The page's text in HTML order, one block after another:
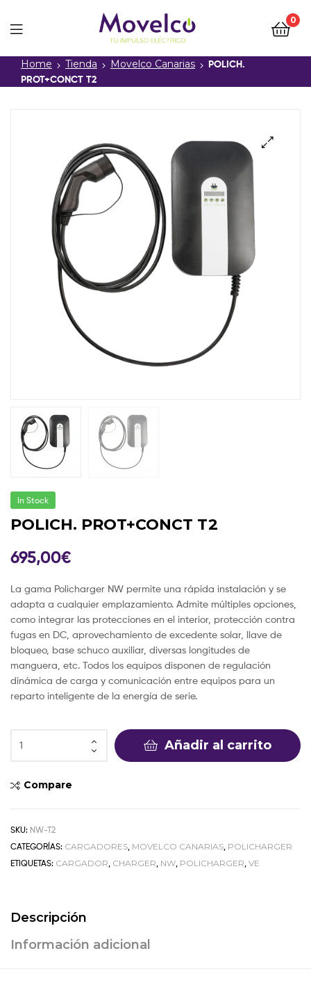
Movelco
0
Home Tienda Movelco Canarias
POLICH.
PROT+CONCT T2
In Stock
POLICH. PROT+CONCT T2
695,00€
La gama Policharger NW permite una rápida instalación y se
adapta a cualquier emplazamiento. Admite múltiples opciones,
como integrar las protecciones en el interior, protección contra
fugas en DC, aprovechamiento de excedente solar, llave de
bloqueo, base schuco auxiliar, diversas longitudes de
manguera, etc. Todos los equipos disponen de regulación
dinámica de carga y comunicación entre equipos para un
reparto inteligente de la energía de serie.
Añadir al carrito
Compare
SKU: NW-T2
CATEGORÍAS: CARGADORES MOVELCO CANARIAS POLICHARGER
ETIQUETAS: CARGADOR CHARGER NW POLICHARGER VE
Descripción
Información adicional